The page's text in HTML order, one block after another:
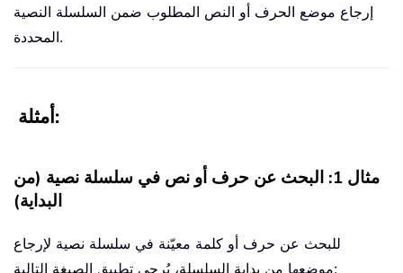
إرجاع موضع الحرف أو النص المطلوب ضمن السلسلة النصية
المحددة.
أمثلة:
مثال 1: البحث عن حرف أو نص في سلسلة نصية (من
البداية)
للبحث عن حرف أو كلمة معيّنة في سلسلة نصية لإرجاع
موضعها من بداية السلسلة، يُرجى تطبيق الصيغة التالية: